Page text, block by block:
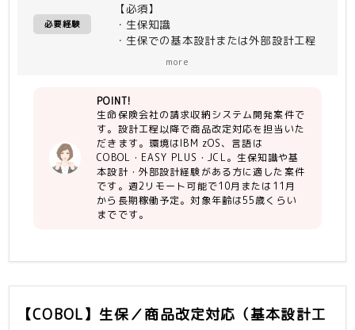
＜開発環境＞
IBM zOS
（言語）COBOL、EASY PLUS、JCL
必要経験
【必須】
・生保知識
・生保での基本設計または外部設計工程
・コミュニケーション良好／能動的に動
ける
・COBOL開発経験（3年以上）
【尚可】
・生命保険会社でのシステム開発の経験
・控除証明の知識
・お客様と仕様調整を直接行った経験
more
POINT!
生命保険会社の請求収納システム開発案件で
す。設計工程以降で商品改定対応を担当いた
だきます。環境はIBM zOS、言語は
COBOL・EASY PLUS・JCL。生保知識や基
本設計・外部設計経験がある方に適した案件
です。週2リモート可能で10月または11月
から長期稼働予定。対象年齢は55歳くらい
までです。
【COBOL】生保／商品改定対応（基本設計工